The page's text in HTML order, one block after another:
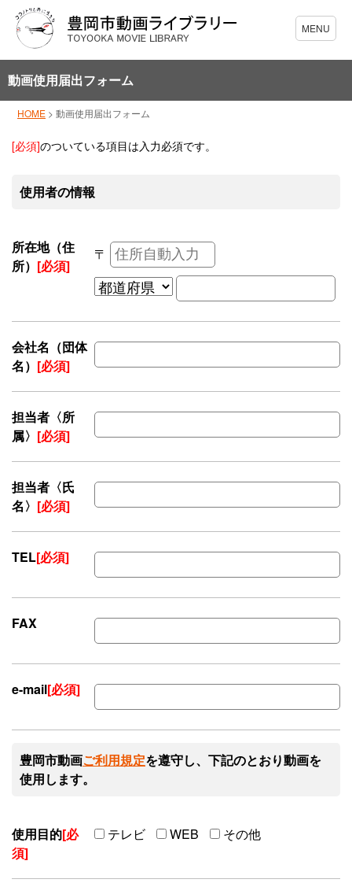
動画使用届出フォーム
HOME > 動画使用届出フォーム
[必須]のついている項目は入力必須です。
使用者の情報
所在地（住
所） [必須]
〒
会社名（団体
名） [必須]
担当者〈所
属〉 [必須]
担当者〈氏
名〉 [必須]
TEL[必須]
FAX
e-mail[必須]
豊岡市動画ご利用規定を遵守し、下記のとおり動画を
使用します。
使用目的[必
須]
テレビ WEB その他